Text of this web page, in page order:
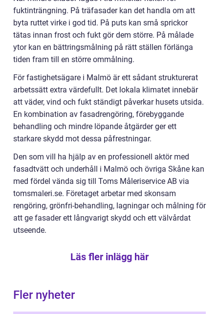
fuktinträngning. På träfasader kan det handla om att
byta ruttet virke i god tid. På puts kan små sprickor
tätas innan frost och fukt gör dem större. På målade
ytor kan en bättringsmålning på rätt ställen förlänga
tiden fram till en större ommålning.
För fastighetsägare i Malmö är ett sådant strukturerat
arbetssätt extra värdefullt. Det lokala klimatet innebär
att väder, vind och fukt ständigt påverkar husets utsida.
En kombination av fasadrengöring, förebyggande
behandling och mindre löpande åtgärder ger ett
starkare skydd mot dessa påfrestningar.
Den som vill ha hjälp av en professionell aktör med
fasadtvätt och underhåll i Malmö och övriga Skåne kan
med fördel vända sig till Toms Måleriservice AB via
tomsmaleri.se. Företaget arbetar med skonsam
rengöring, grönfri-behandling, lagningar och målning för
att ge fasader ett långvarigt skydd och ett välvårdat
utseende.
Läs fler inlägg här
Fler nyheter